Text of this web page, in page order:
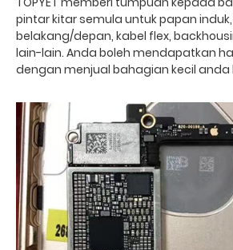
pintar kitar semula untuk papan
belakang/depan, kabel flex,
lain-lain. Anda boleh mendapatkan
dengan menjual bahagian kecil anda